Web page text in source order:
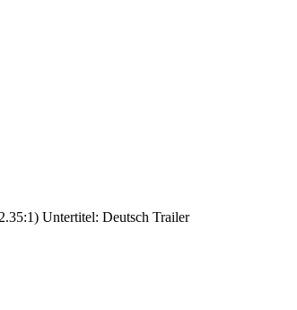
Untertitel: Deutsch Trailer